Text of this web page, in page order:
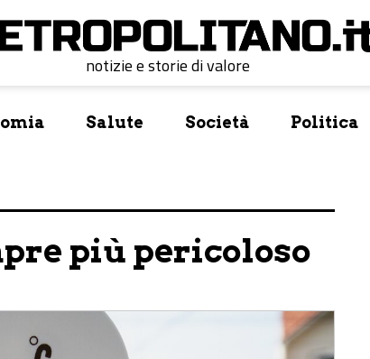
notizie e storie di valore
Salute Società Politica
più pericoloso